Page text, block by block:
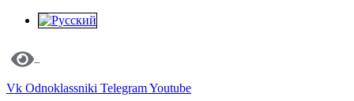
Vk Odnoklassniki TelegramYoutube